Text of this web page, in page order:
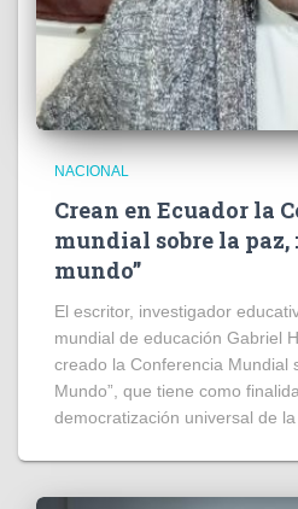
NACIONAL
Crean en Ecuador la
mundial sobre la paz,
mundo”
El escritor, investigador
mundial de educación Gabriel
creado la Conferencia Mundial
Mundo”, que tiene como
democratización universal de